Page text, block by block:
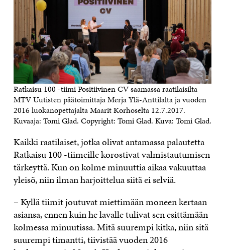
Ratkaisu 100 -tiimi Positiivinen CV saamassa raatilaisilta
MTV Uutisten päätoimittaja Merja Ylä-Anttilalta ja vuoden
2016 luokanopettajalta Maarit Korhoselta 12.7.2017.
Kuvaaja: Tomi Glad. Copyright: Tomi Glad. Kuva: Tomi Glad.
Kaikki raatilaiset, jotka olivat antamassa palautetta
Ratkaisu 100 -tiimeille korostivat valmistautumisen
tärkeyttä. Kun on kolme minuuttia aikaa vakuuttaa
yleisö, niin ilman harjoittelua siitä ei selviä.
– Kyllä tiimit joutuvat miettimään moneen kertaan
asiansa, ennen kuin he lavalle tulivat sen esittämään
kolmessa minuutissa. Mitä suurempi kitka, niin sitä
suurempi timantti, tiivistää vuoden 2016